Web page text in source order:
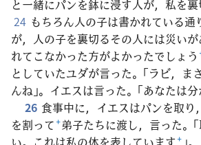
と一緒にパンを鉢に浸す人が，私を
24 もちろん人の子は書かれている通
が，人の子を裏切るその人には災い
れてこなかった方がよかったでしょう
としていたユダが言った。「ラビ，ま
んね」。イエスは言った。「あなたは分
26 食事中に，イエスはパンを取り
を割って+弟子たちに渡し，言った。
い。これは私の体を表しています+ 」。